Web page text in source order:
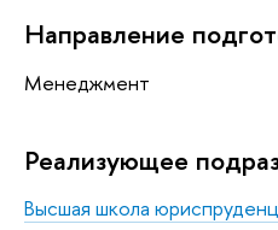
Направление
Менеджмент
Реализующее
Высшая школа